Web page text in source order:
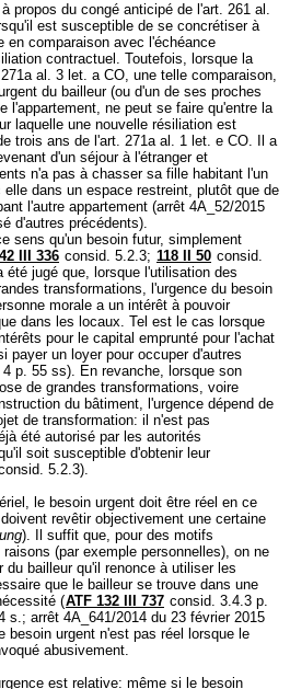
propos du congé anticipé de l'art. 261 al.
est susceptible de se concrétiser à
en comparaison avec l'échéance
contractuel. Toutefois, lorsque la
al. 3 let. a CO, une telle comparaison,
du bailleur (ou d'un de ses proches
l'appartement, ne peut se faire qu'entre la
laquelle une nouvelle résiliation est
trois ans de l'art. 271a al. 1 let. e CO. Il a
d'un séjour à l'étranger et
n'a pas à chasser sa fille habitant l'un
dans un espace restreint, plutôt que de
l'autre appartement (arrêt 4A_52/2015
d'autres précédents).
sens qu'un besoin futur, simplement
III 336 consid. 5.2.3; 118 II 50 consid.
jugé que, lorsque l'utilisation des
transformations, l'urgence du besoin
morale a un intérêt à pouvoir
dans les locaux. Tel est le cas lorsque
pour le capital emprunté pour l'achat
payer un loyer pour occuper d'autres
p. 55 ss). En revanche, lorsque son
de grandes transformations, voire
du bâtiment, l'urgence dépend de
de transformation: il n'est pas
été autorisé par les autorités
soit susceptible d'obtenir leur
5.2.3).
le besoin urgent doit être réel en ce
revêtir objectivement une certaine
). Il suffit que, pour des motifs
(par exemple personnelles), on ne
bailleur qu'il renonce à utiliser les
que le bailleur se trouve dans une
(ATF 132 III 737 consid. 3.4.3 p.
s.; arrêt 4A_641/2014 du 23 février 2015
besoin urgent n'est pas réel lorsque le
abusivement.
est relative: même si le besoin